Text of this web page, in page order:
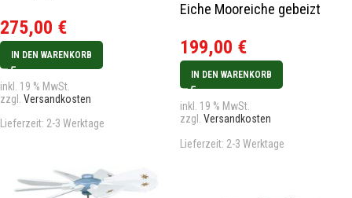
275,00 €
IN DEN WARENKORB
inkl. 19 % MwSt.
zzgl. Versandkosten
Lieferzeit: 2-3 Werktage
Eiche Mooreiche gebeizt
199,00 €
IN DEN WARENKORB
inkl. 19 % MwSt.
zzgl. Versandkosten
Lieferzeit: 2-3 Werktage